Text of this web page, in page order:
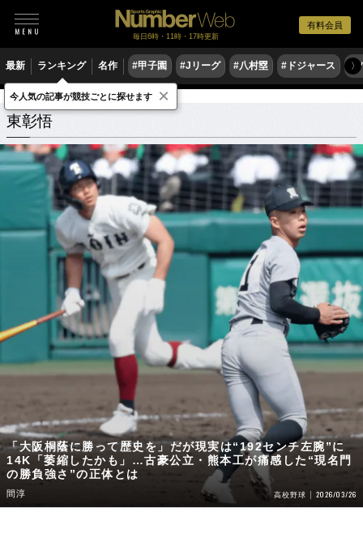
有料会員
毎日6時・11時・17時更新
最新 ランキング 名作 #甲子園 #Jリーグ #八村塁 #ドジャース #
〉
東彰悟 関連記事
東彰悟
「大阪桐蔭に勝って歴史を」だが現実は“192センチ左腕”に
14K「萎縮したかも」…古豪公立・熊本工が痛感した“現名門
の勝負強さ”の正体とは
間淳 高校野球 2026/03/26
今人気の記事が競技ごとに探せます ×